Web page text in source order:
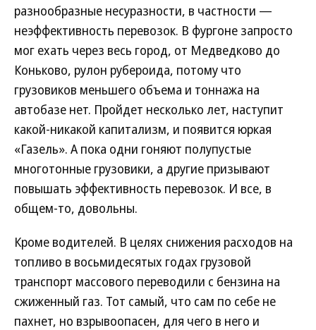
разнообразные несуразности, в частности —
неэффективность перевозок. В фургоне запросто
мог ехать через весь город, от Медведково до
Коньково, рулон рубероида, потому что
грузовиков меньшего объема и тоннажа на
автобазе нет. Пройдет несколько лет, наступит
какой-никакой капитализм, и появится юркая
«Газель». А пока одни гоняют полупустые
многотонные грузовики, а другие призывают
повышать эффективность перевозок. И все, в
общем-то, довольны.
Кроме водителей. В целях снижения расходов на
топливо в восьмидесятых годах грузовой
транспорт массового переводили с бензина на
сжиженный газ. Тот самый, что сам по себе не
пахнет, но взрывоопасен, для чего в него и